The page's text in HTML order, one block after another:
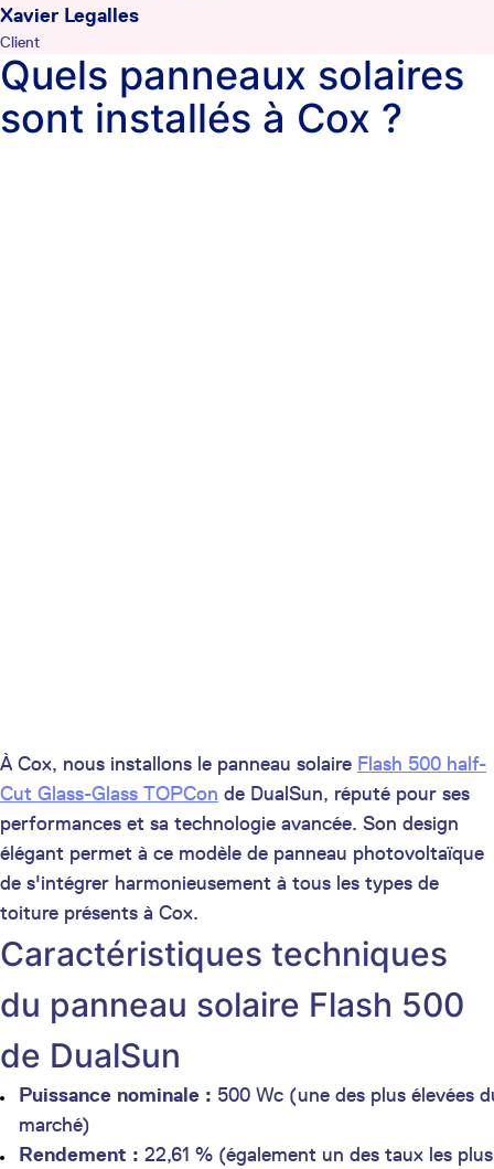
Xavier Legalles
Client
Quels panneaux solaires
sont installés à Cox ?
À Cox, nous installons le panneau solaire Flash 500 half-
Cut Glass-Glass TOPCon de DualSun, réputé pour ses
performances et sa technologie avancée. Son design
élégant permet à ce modèle de panneau photovoltaïque
de s'intégrer harmonieusement à tous les types de
toiture présents à Cox.
Caractéristiques techniques
du panneau solaire Flash 500
de DualSun
Puissance nominale : 500 Wc (une des plus élevées
marché)
Rendement : 22,61 % (également un des taux les plus